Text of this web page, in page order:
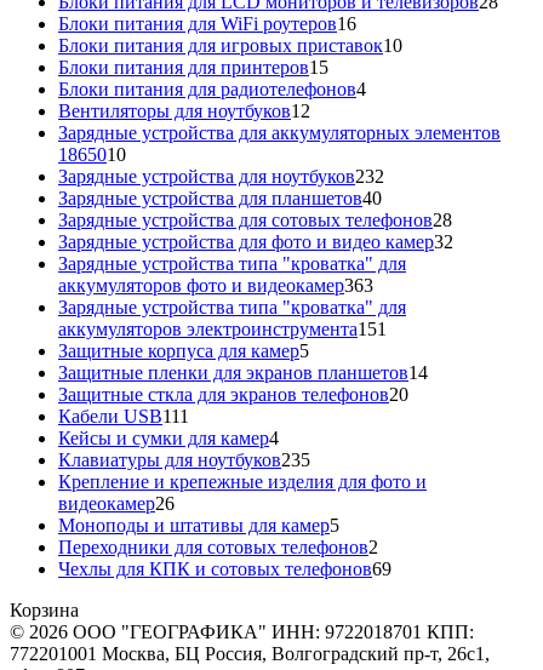
Блоки питания для WiFi роутеров1616
товаров
Блоки питания для игровых приставок1010
Блоки питания для принтеров1515
товаров
Блоки питания для радиотелефонов44
Вентиляторы для ноутбуков12
товаров
Зарядные устройства для аккумуляторных элементов
186501010
товаров
Зарядные устройства для ноутбуков232
Зарядные устройства для планшетов4040
товаров
Зарядные устройства для сотовых телефонов2828
товаров
Зарядные устройства для фото и видео камер32
Зарядные устройства типа "кроватка" для
аккумуляторов фото и видеокамер363363
товара
Зарядные устройства типа "кроватка" для
аккумуляторов электроинструмента151
Защитные корпуса для камер55
товаров
Защитные пленки для экранов планшетов1414
Защитные сткла для экранов телефонов2020
Кабели USB111
товаров
Кейсы и сумки для камер44
товара
Клавиатуры для ноутбуков235235
товаров
Крепление и крепежные изделия для фото и
видеокамер2626
товаров
Моноподы и штативы для камер55
товаров
Переходники для сотовых телефонов2
товара
Чехлы для КПК и сотовых телефонов6969
Корзина
© 2026 ООО "ГЕОГРАФИКА" ИНН: 9722018701 КПП:
772201001 Москва, БЦ Россия, Волгоградский пр-т, 26с1,